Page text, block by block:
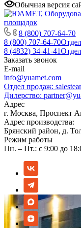
Обычная версия
8 (800) 707-64-70
8 (800) 707-64-70
8 (4832) 34-41-41
Заказать звонок
E-mail
info@yuamet.com
Отдел продаж:
Дилерство:
Адрес
г. Москва, Проспект
Адрес производства:
Брянский район, д.
Режим работы
Пн. – Пт.: с 9:00 до